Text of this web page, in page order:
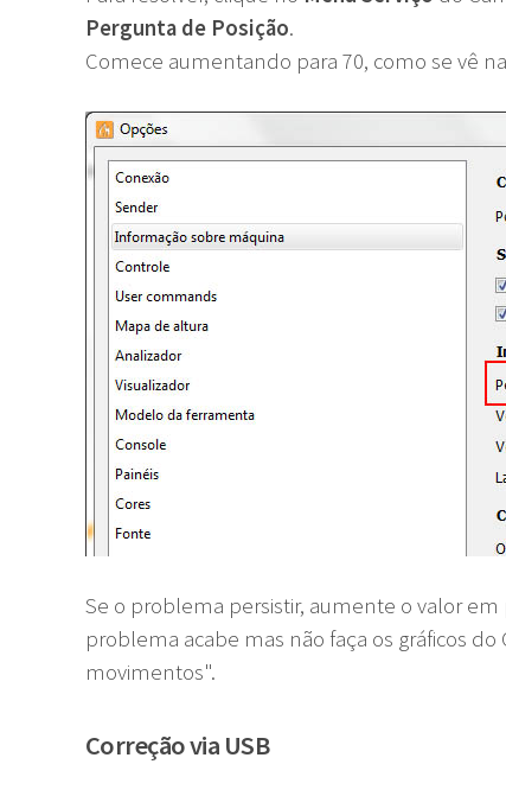
Pergunta de Posição.
Comece aumentando para 70, como se vê
Se o problema persistir, aumente o valor em
problema acabe mas não faça os gráficos
movimentos".
Correção via USB